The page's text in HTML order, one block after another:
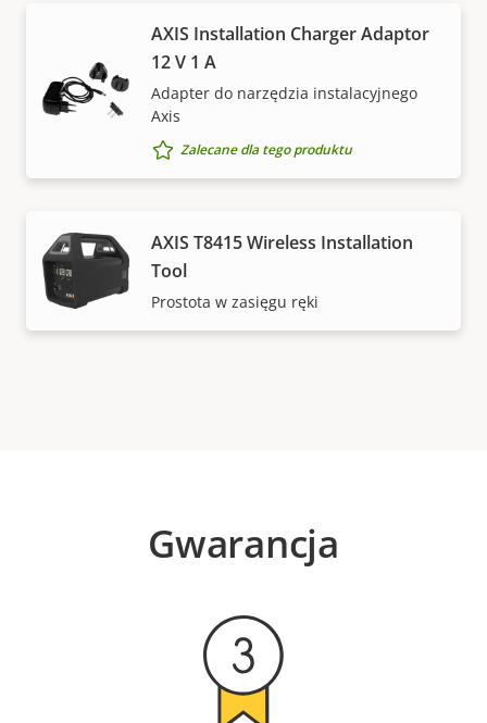
AXIS Installation Charger Adaptor
12 V 1 A
Adapter do narzędzia instalacyjnego
Axis
Zalecane dla tego produktu
AXIS T8415 Wireless Installation
Tool
Prostota w zasięgu ręki
Gwarancja